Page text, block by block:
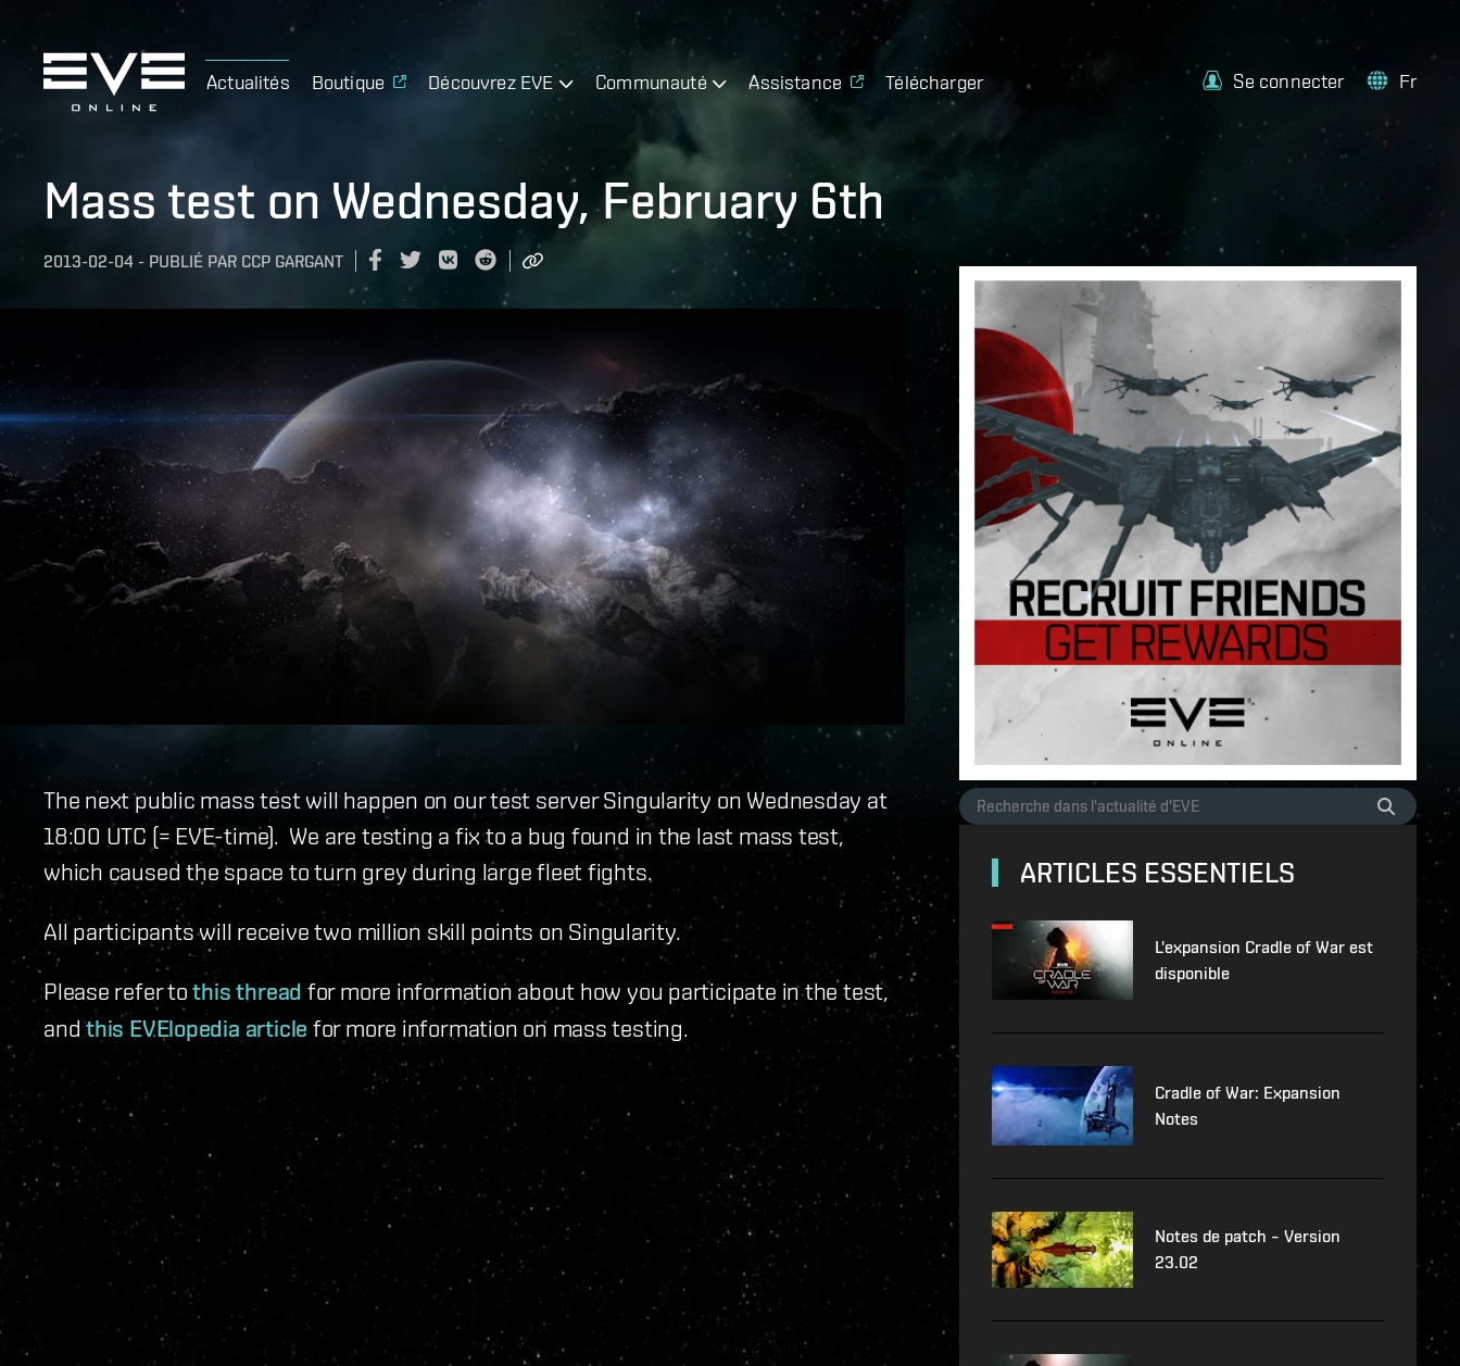
Actualités Boutique Découvrez EVE Communauté Assistance Télécharger Se connecter Fr
Mass test on Wednesday, February 6th
2013-02-04 - PUBLIÉ PAR CCP GARGANT
The next public mass test will happen on our test server Singularity on Wednesday at
18:00 UTC (= EVE-time). We are testing a fix to a bug found in the last mass test,
which caused the space to turn grey during large fleet fights.
All participants will receive two million skill points on Singularity.
Please refer tothis thread for more information about how you participate in the test,
andthis EVElopedia article for more information on mass testing.
ARTICLES ESSENTIELS
L'expansion Cradle of War est
disponible
Cradle of War: Expansion
Notes
Notes de patch – Version
23.02